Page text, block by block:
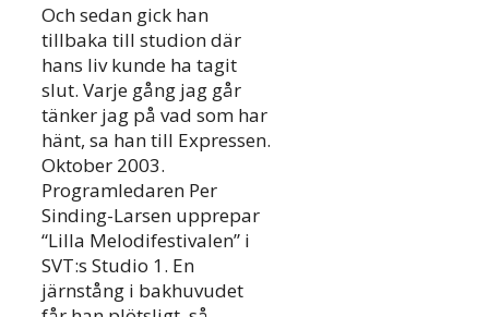
Och sedan gick han
tillbaka till studion där
hans liv kunde ha tagit
slut. Varje gång jag går
tänker jag på vad som har
hänt, sa han till Expressen.
Oktober 2003.
Programledaren Per
Sinding-Larsen upprepar
“Lilla Melodifestivalen” i
SVT:s Studio 1. En
järnstång i bakhuvudet